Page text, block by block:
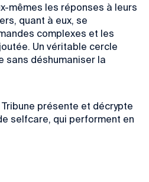
mêmes les réponses à leurs
quant à eux, se
complexes et les
Un véritable cercle
sans déshumaniser la
présente et décrypte
selfcare, qui performent en